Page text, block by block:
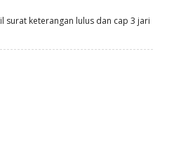
surat keterangan lulus dan cap 3 jari